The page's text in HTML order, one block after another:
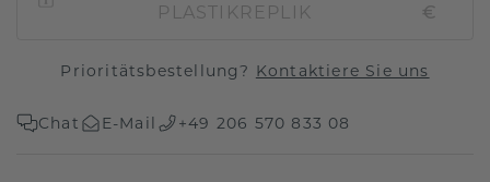
PLASTIKREPLIK
€
Prioritätsbestellung? Kontaktiere Sie uns
Chat E-Mail +49 206 570 833 08